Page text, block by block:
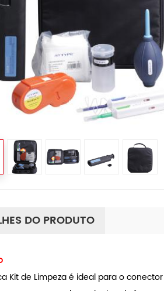
DO PRODUTO
Kit de Limpeza é ideal para o